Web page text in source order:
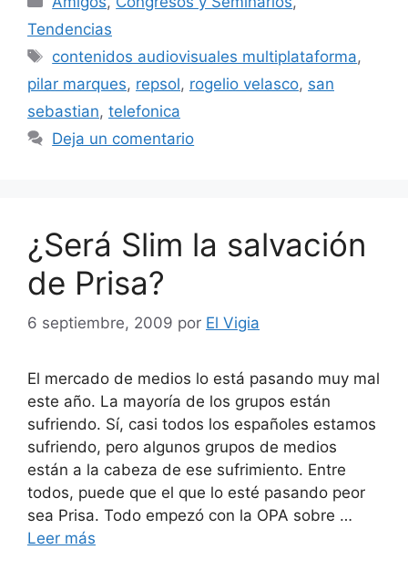
Tendencias
Etiquetas
contenidos audiovisuales multiplataforma,
pilar marques, repsol, rogelio velasco, san
sebastian, telefonica
Deja un comentario
¿Será Slim la salvación
de Prisa?
6 septiembre, 2009 por El Vigia
El mercado de medios lo está pasando muy mal
este año. La mayoría de los grupos están
sufriendo. Sí, casi todos los españoles estamos
sufriendo, pero algunos grupos de medios
están a la cabeza de ese sufrimiento. Entre
todos, puede que el que lo esté pasando peor
sea Prisa. Todo empezó con la OPA sobre …
Leer más